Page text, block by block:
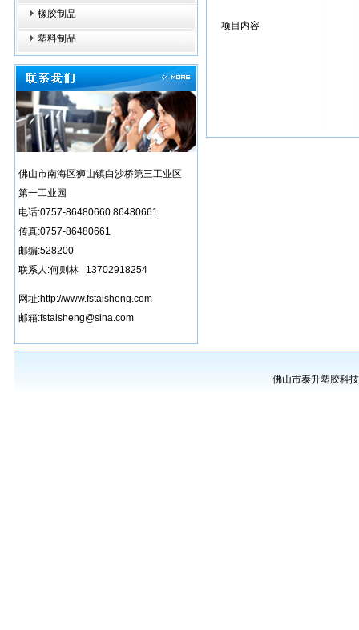
橡胶制品
塑料制品
佛山市南海区狮山镇白沙桥第三工业区
第一工业园
电话:0757-86480660 86480661
传真:0757-86480661
邮编:528200
联系人:何则林 13702918254
网址:http://www.fstaisheng.com
邮箱:fstaisheng@sina.com
项目内容
佛山市泰升塑胶科